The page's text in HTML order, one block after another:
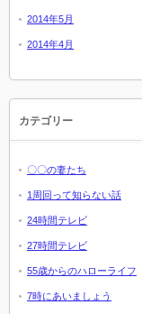
2014年5月
2014年4月
カテゴリー
〇〇の妻たち
1周回って知らない話
24時間テレビ
27時間テレビ
55歳からのハローライフ
7時にあいましょう